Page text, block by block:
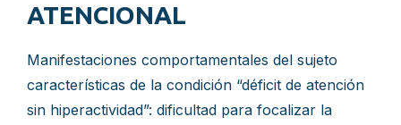
ATENCIONAL
Manifestaciones comportamentales del sujeto
características de la condición “déficit de atención
sin hiperactividad”: dificultad para focalizar la